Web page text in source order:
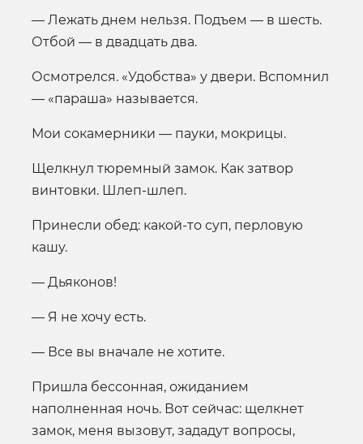
— Лежать днем нельзя. Подъем — в шесть.
Отбой — в двадцать два.
Осмотрелся. «Удобства» у двери. Вспомнил
— «параша» называется.
Мои сокамерники — пауки, мокрицы.
Щелкнул тюремный замок. Как затвор
винтовки. Шлеп-шлеп.
Принесли обед: какой-то суп, перловую
кашу.
— Дьяконов!
— Я не хочу есть.
— Все вы вначале не хотите.
Пришла бессонная, ожиданием
наполненная ночь. Вот сейчас: щелкнет
замок, меня вызовут, зададут вопросы,